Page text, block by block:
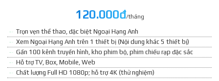
120.000đ/tháng
Trọn vẹn thể thao, đặc biệt Ngoại Hạng Anh
Xem Ngoại Hạng Anh trên 1 thiết bị (Nội dung khác 5 thiết bị)
Gần 100 kênh truyền hình, kho phim bộ, phim chiếu rạp đặc sắc
Hỗ trợ TV, Box, Mobile, Web
Chất lượng Full HD 1080p; hỗ trợ 4K (thử nghiệm)